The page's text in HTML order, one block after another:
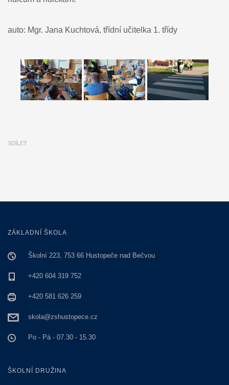
auto: Mgr. Jana Kuchtová, třídní učitelka 1. třídy
SDÍLET
ZÁKLADNÍ ŠKOLA
Školní 223, 753 66 Hustopeče nad Bečvou
+420 604 319 752
+420 581 626 259
skola@zshustopece.cz
Po - Pá - 07.30 - 15.30
ŠKOLNÍ DRUŽINA